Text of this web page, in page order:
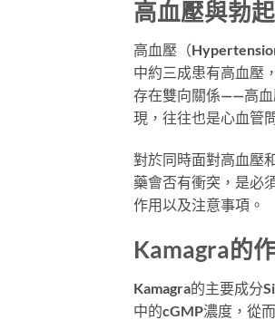
高血壓與勃
高血壓（
中約三成患有高血壓
存在雙向關係——高血
現，往往也是心血管
對於同時面對高血壓
藥會否有衝突，是必
作用以及注意事項。
Kamagra的
Kamagra的主要成分
中的cGMP濃度，從